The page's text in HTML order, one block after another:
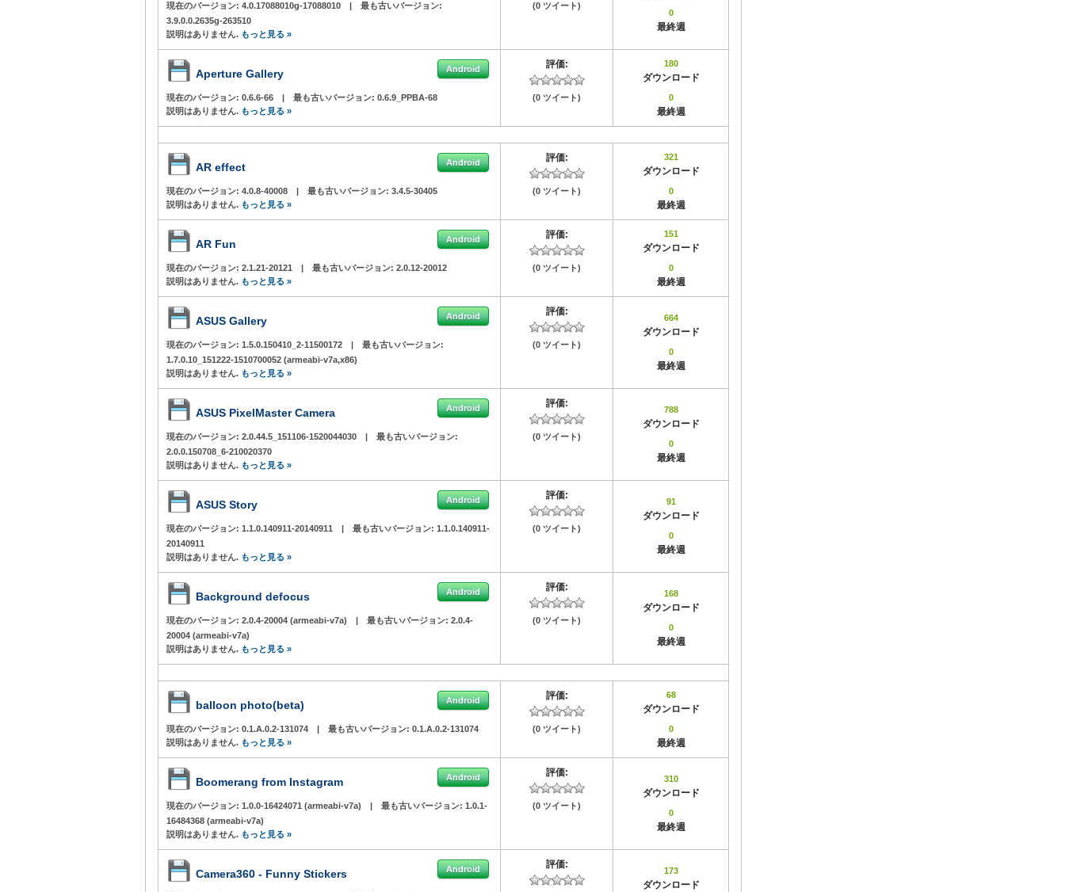
現在のバージョン: 4.0.17088010g-17088010 |
最も古いバージョン:
3.9.0.0.2635g-263510
説明はありません. もっと見る »
(0 ツイート)
0
最終週
Aperture Gallery Android
現在のバージョン: 0.6.6-66 | 最も古いバージョン: 0.6.9_PPBA-68
説明はありません. もっと見る »
評価:
(0 ツイート)
180
ダウンロード
0
最終週
AR effect Android
現在のバージョン: 4.0.8-40008 | 最も古いバージョン: 3.4.5-30405
説明はありません. もっと見る »
評価:
(0 ツイート)
321
ダウンロード
0
最終週
AR Fun Android
現在のバージョン: 2.1.21-20121 | 最も古いバージョン: 2.0.12-20012
説明はありません. もっと見る »
評価:
(0 ツイート)
151
ダウンロード
0
最終週
ASUS Gallery Android
現在のバージョン: 1.5.0.150410_2-11500172 |
最も古いバージョン:
1.7.0.10_151222-1510700052 (armeabi-v7a,x86)
説明はありません. もっと見る »
評価:
(0 ツイート)
664
ダウンロード
0
最終週
ASUS PixelMaster Camera Android
現在のバージョン: 2.0.44.5_151106-1520044030 |
最も古いバージョン:
2.0.0.150708_6-210020370
説明はありません. もっと見る »
評価:
(0 ツイート)
788
ダウンロード
0
最終週
ASUS Story Android
現在のバージョン: 1.1.0.140911-20140911 | 最も古いバージョン: 1.1.0.140911-
20140911
説明はありません. もっと見る »
評価:
(0 ツイート)
91
ダウンロード
0
最終週
Background defocus Android
現在のバージョン: 2.0.4-20004 (armeabi-v7a) | 最も古いバージョン: 2.0.4-
20004 (armeabi-v7a)
説明はありません. もっと見る »
評価:
(0 ツイート)
168
ダウンロード
0
最終週
balloon photo(beta) Android
現在のバージョン: 0.1.A.0.2-131074 | 最も古いバージョン: 0.1.A.0.2-131074
説明はありません. もっと見る »
評価:
(0 ツイート)
68
ダウンロード
0
最終週
Boomerang from Instagram Android
現在のバージョン: 1.0.0-16424071 (armeabi-v7a) | 最も古いバージョン: 1.0.1-
16484368 (armeabi-v7a)
説明はありません. もっと見る »
評価:
(0 ツイート)
310
ダウンロード
0
最終週
Camera360 - Funny Stickers Android 評価:
173
ダウンロード